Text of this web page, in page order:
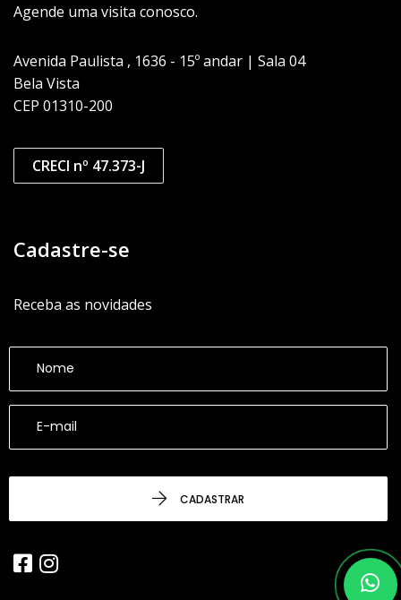
Agende uma visita conosco.
Avenida Paulista , 1636 - 15º andar | Sala 04
Bela Vista
CEP 01310-200
CRECI nº 47.373-J
Cadastre-se
Receba as novidades
CADASTRAR